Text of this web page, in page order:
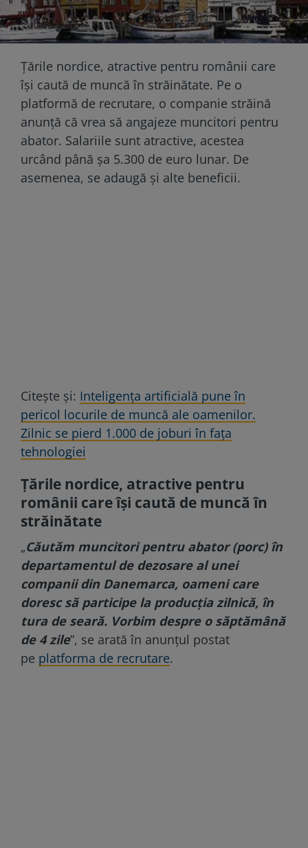
Țările nordice, atractive pentru românii care
își caută de muncă în străinătate. Pe o
platformă de recrutare, o companie străină
anunță că vrea să angajeze muncitori pentru
abator. Salariile sunt atractive, acestea
urcând până șa 5.300 de euro lunar. De
asemenea, se adaugă și alte beneficii.
Citește și: Inteligența artificială pune în
pericol locurile de muncă ale oamenilor.
Zilnic se pierd 1.000 de joburi în fața
tehnologiei
Țările nordice, atractive pentru
românii care își caută de muncă în
străinătate
„Căutăm muncitori pentru abator (porc) în
departamentul de dezosare al unei
companii din Danemarca, oameni care
doresc să participe la producția zilnică, în
tura de seară. Vorbim despre o săptămână
de 4 zile”, se arată în anunțul postat
pe platforma de recrutare.